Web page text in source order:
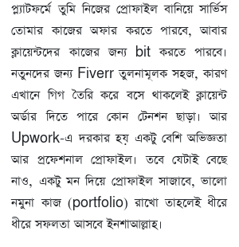
প্ল্যাটফর্মে তুমি নিজের প্রোফাইল বানিয়ে সার্ভিস
তোমার কাজের অফার করতে পারবে, আবার
ক্লায়েন্টদের কাজের জন্য bit করতে পারবে।
নতুনদের জন্য Fiverr তুলনামূলক সহজ, কারণ
এখানে গিগ তৈরি করে বসে থাকলেই ক্লায়েন্ট
অর্ডার দিতে পারে কোন টেনশন ছাড়া। আর
Upwork-এ দরকার হয় একটু বেশি অভিজ্ঞতা
আর প্রফেশনাল প্রোফাইল। তবে যেটাই বেছে
নাও, একটু মন দিয়ে প্রোফাইল সাজাবে, ভালো
নমুনা কাজ (portfolio) রাখো তাহলেই ধীরে
ধীরে সফলতা আসবে ইনশাআল্লাহ।